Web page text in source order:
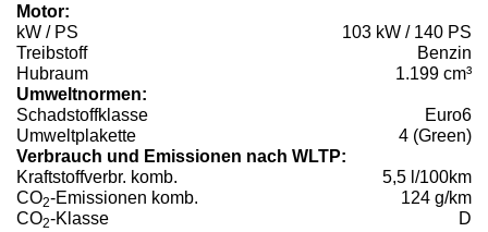
Motor:
kW / PS
103 kW / 140 PS
Treibstoff
Benzin
Hubraum
1.199 cm³
Umweltnormen:
Schadstoffklasse
Euro6
Umweltplakette
4 (Green)
Verbrauch und Emissionen nach WLTP:
Kraftstoffverbr. komb.
5,5 l/100km
CO2-Emissionen komb.
124 g/km
CO2-Klasse D